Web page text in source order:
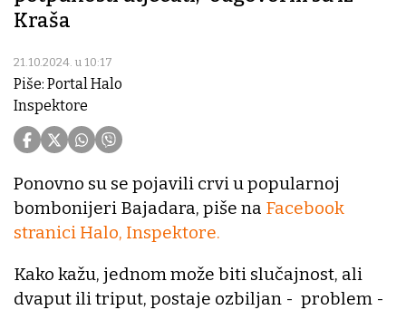
Kraša
21.10.2024. u 10:17
Piše: Portal Halo
Inspektore
Ponovno su se pojavili crvi u popularnoj
bombonijeri Bajadara, piše na Facebook
stranici Halo, Inspektore.
Kako kažu, jednom može biti slučajnost, ali
dvaput ili triput, postaje ozbiljan - problem -